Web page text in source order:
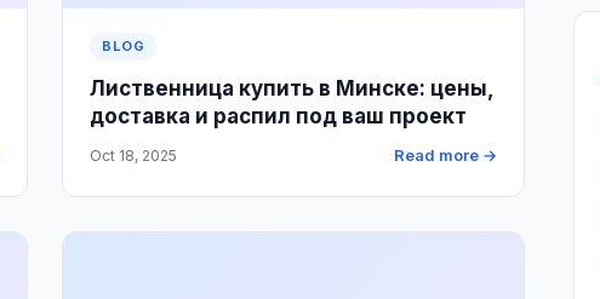
BLOG
Лиственница купить в Минске: цены,
доставка и распил под ваш проект
Oct 18, 2025 Read more →